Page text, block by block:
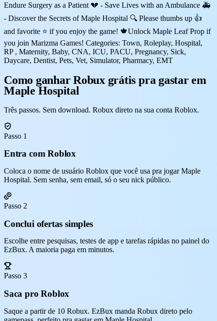
Endure Surgery as a Patient 💔 - Save Lives with an Ambulance 🚑
- Discover the Secrets of Maple Hospital 🔍 Please thumbs up 👍
and favorite ⭐ if you enjoy the game! 🍁Unlock Maple Leaf Prop if
you join Marizma Games! Categories: Town, Roleplay, Hospital,
RP , Maternity, Baby, CNA, ICU, PACU, Pregnancy, Sick,
Daycare, Dentist, Pets, Vet, Simulator, Pharmacy, EMT
Como ganhar Robux grátis pra gastar em
Maple Hospital
Três passos. Sem download. Robux direto na sua conta Roblox.
Passo 1
Entra com Roblox
Coloca o nome de usuário Roblox que você usa pra jogar Maple
Hospital. Sem senha, sem email, só o seu nick público.
Passo 2
Conclui ofertas simples
Escolhe entre pesquisas, testes de app e tarefas rápidas no painel do
EzBux. A maioria paga em minutos.
Passo 3
Saca pro Roblox
Saque a partir de 10 Robux. EzBux manda Robux direto pelo